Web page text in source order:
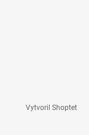
Vytvoril Shoptet